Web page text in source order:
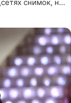
снимок, на